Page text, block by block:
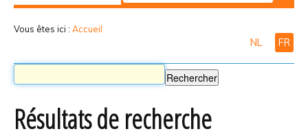
Recherche
Vous êtes ici : Accueil
NL FR
Résultats de recherche